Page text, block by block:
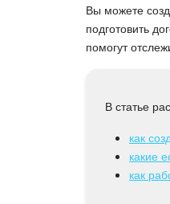
Вы можете
подготовить
помогут
В статье
как
какие
как